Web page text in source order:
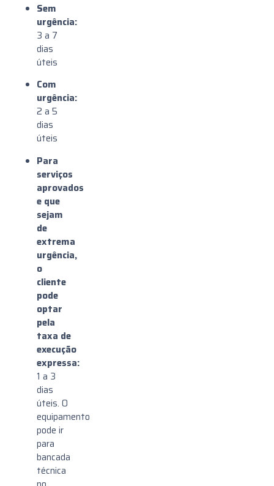
Sem
urgência:
3 a 7
dias
úteis
Com
urgência:
2 a 5
dias
úteis
Para
serviços
aprovados
e que
sejam
de
extrema
urgência,
o
cliente
pode
optar
pela
taxa de
execução
expressa:
1 a 3
dias
úteis. O
equipamento
pode ir
para
bancada
técnica